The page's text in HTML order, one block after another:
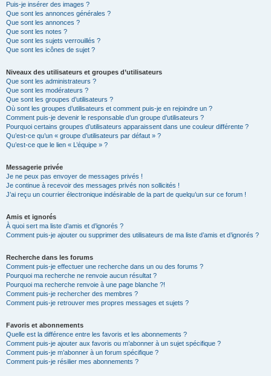
Puis-je insérer des images ?
Que sont les annonces générales ?
Que sont les annonces ?
Que sont les notes ?
Que sont les sujets verrouillés ?
Que sont les icônes de sujet ?
Niveaux des utilisateurs et groupes d’utilisateurs
Que sont les administrateurs ?
Que sont les modérateurs ?
Que sont les groupes d’utilisateurs ?
Où sont les groupes d’utilisateurs et comment puis-je en rejoindre un ?
Comment puis-je devenir le responsable d’un groupe d’utilisateurs ?
Pourquoi certains groupes d’utilisateurs apparaissent dans une couleur différente ?
Qu’est-ce qu’un « groupe d’utilisateurs par défaut » ?
Qu’est-ce que le lien « L’équipe » ?
Messagerie privée
Je ne peux pas envoyer de messages privés !
Je continue à recevoir des messages privés non sollicités !
J’ai reçu un courrier électronique indésirable de la part de quelqu’un sur ce forum !
Amis et ignorés
À quoi sert ma liste d’amis et d’ignorés ?
Comment puis-je ajouter ou supprimer des utilisateurs de ma liste d’amis et d’ignorés ?
Recherche dans les forums
Comment puis-je effectuer une recherche dans un ou des forums ?
Pourquoi ma recherche ne renvoie aucun résultat ?
Pourquoi ma recherche renvoie à une page blanche ?!
Comment puis-je rechercher des membres ?
Comment puis-je retrouver mes propres messages et sujets ?
Favoris et abonnements
Quelle est la différence entre les favoris et les abonnements ?
Comment puis-je ajouter aux favoris ou m’abonner à un sujet spécifique ?
Comment puis-je m’abonner à un forum spécifique ?
Comment puis-je résilier mes abonnements ?